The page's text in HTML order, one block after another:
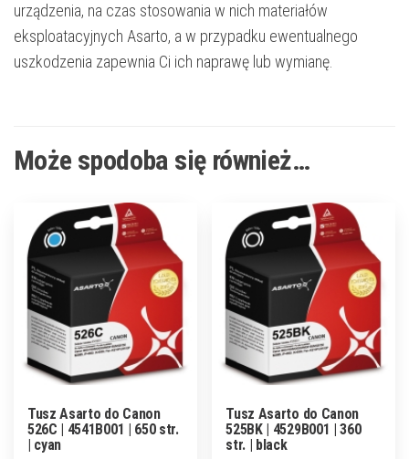
urządzenia, na czas stosowania w nich materiałów
eksploatacyjnych Asarto, a w przypadku ewentualnego
uszkodzenia zapewnia Ci ich naprawę lub wymianę.
Może spodoba się również…
Tusz Asarto do Canon
526C | 4541B001 | 650 str.
| cyan
Tusz Asarto do Canon
525BK | 4529B001 | 360
str. | black